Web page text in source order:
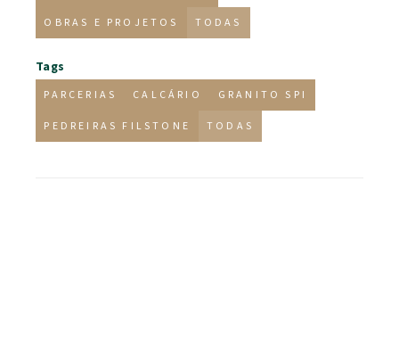
OBRAS E PROJETOS TODAS
Tags
PARCERIAS CALCÁRIO GRANITO SPI
PEDREIRAS FILSTONE TODAS